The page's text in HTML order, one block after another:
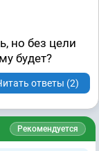
но без цели
будет?
ответы (2)
Рекомендуется